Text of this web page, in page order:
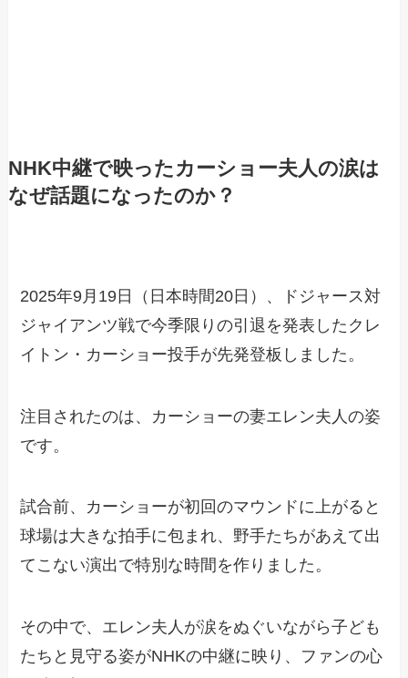
NHK中継で映ったカーショー夫人の涙は
なぜ話題になったのか？
2025年9月19日（日本時間20日）、ドジャース対
ジャイアンツ戦で今季限りの引退を発表したクレ
イトン・カーショー投手が先発登板しました。
注目されたのは、カーショーの妻エレン夫人の姿
です。
試合前、カーショーが初回のマウンドに上がると
球場は大きな拍手に包まれ、野手たちがあえて出
てこない演出で特別な時間を作りました。
その中で、エレン夫人が涙をぬぐいながら子ども
たちと見守る姿がNHKの中継に映り、ファンの心